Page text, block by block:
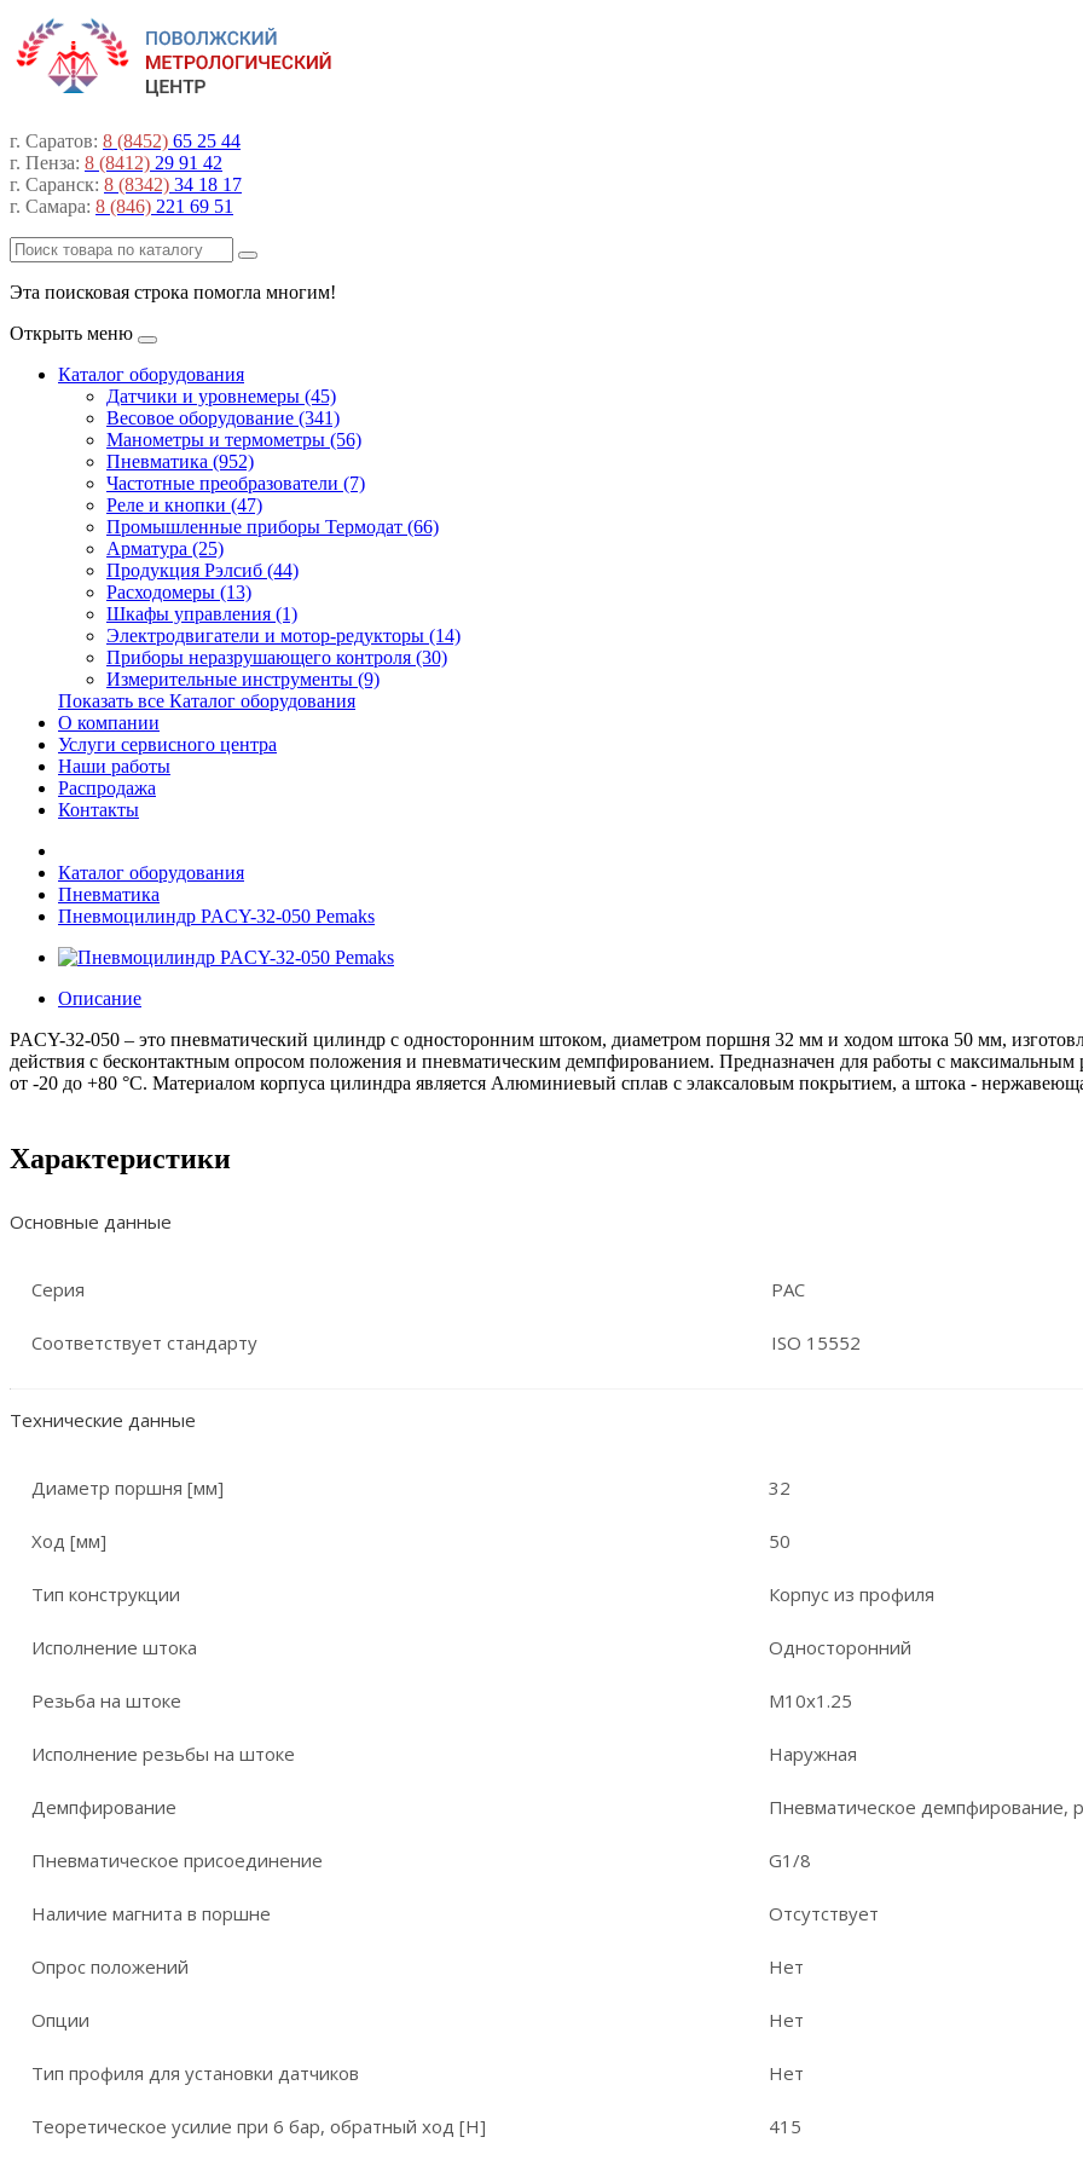
г. Саратов: 8 (8452) 65 25 44
г. Пенза: 8 (8412) 29 91 42
г. Саранск: 8 (8342) 34 18 17
г. Самара: 8 (846) 221 69 51
Эта поисковая строка помогла многим!
Открыть меню
Каталог оборудования
Датчики и уровнемеры (45)
Весовое оборудование (341)
Манометры и термометры (56)
Пневматика (952)
Частотные преобразователи (7)
Реле и кнопки (47)
Промышленные приборы Термодат (66)
Арматура (25)
Продукция Рэлсиб (44)
Расходомеры (13)
Шкафы управления (1)
Электродвигатели и мотор-редукторы (14)
Приборы неразрушающего контроля (30)
Измерительные инструменты (9)
Показать все Каталог оборудования
О компании
Услуги сервисного центра
Наши работы
Распродажа
Контакты
Каталог оборудования
Пневматика
Пневмоцилиндр PACY-32-050 Pemaks
Описание
PACY-32-050 – это пневматический цилиндр с односторонним штоком, диаметром поршня 32 мм и ходом штока 50 мм,
действия с бесконтактным опросом положения и пневматическим демпфированием. Предназначен для работы с
от -20 до +80 °C. Материалом корпуса цилиндра является Алюминиевый сплав с элаксаловым покрытием, а штока -
Характеристики
Основные данные
Серия PAC
Соответствует стандарту ISO 15552
Технические данные
Диаметр поршня [мм] 32
Ход [мм] 50
Тип конструкции Корпус из профиля
Исполнение штока Односторонний
Резьба на штоке M10x1.25
Исполнение резьбы на штоке Наружная
Демпфирование Пневматическое демпфирование,
Пневматическое присоединение G1/8
Наличие магнита в поршне Отсутствует
Опрос положений Нет
Опции Нет
Тип профиля для установки датчиков Нет
Теоретическое усилие при 6 бар, обратный ход [Н] 415